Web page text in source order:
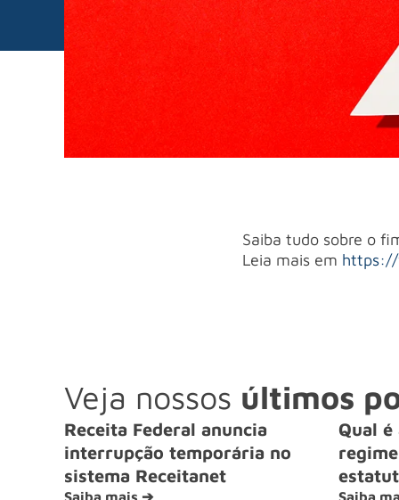
Saiba tudo sobre o
Leia mais em https://
Veja nossos últimos
Receita Federal anuncia
interrupção temporária no
sistema Receitanet
Saiba mais ➔
Qual
Saiba